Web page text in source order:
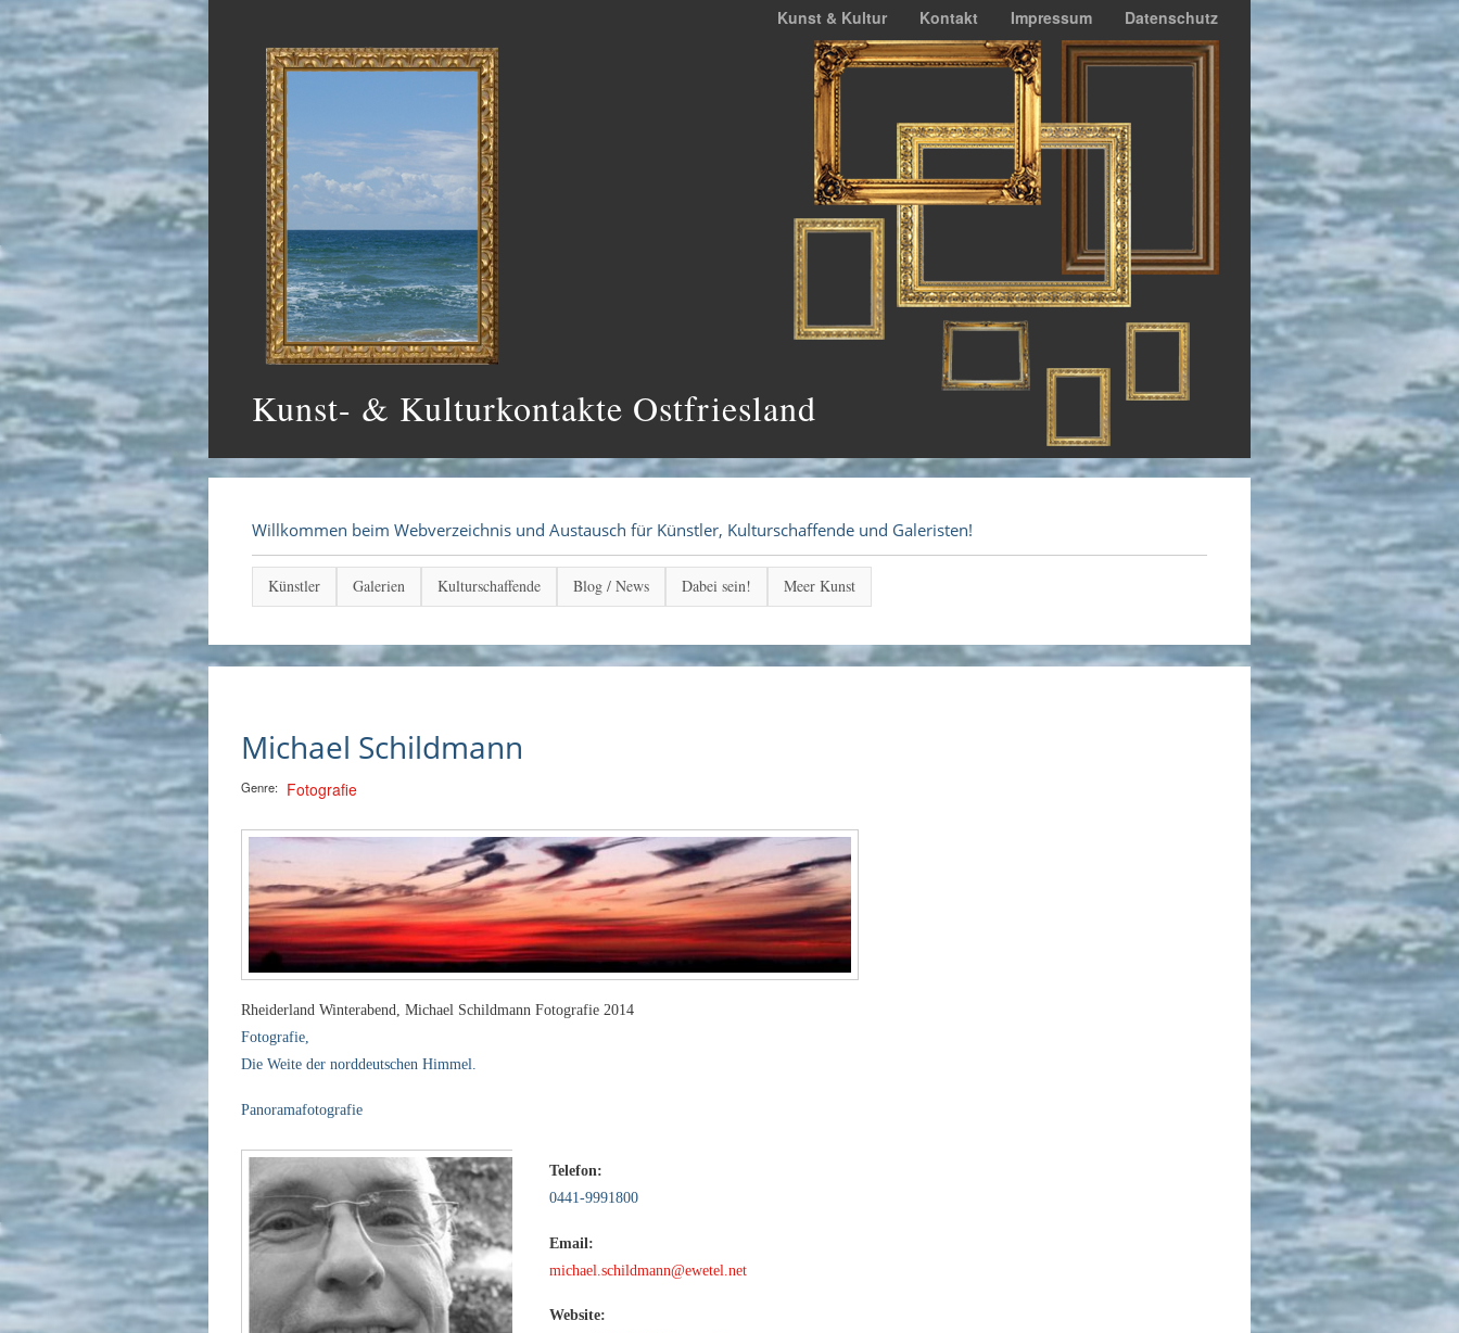
Kunst- & Kulturkontakte Ostfriesland
Kunst & Kultur Kontakt Impressum Datenschutz
Willkommen beim Webverzeichnis und Austausch für Künstler, Kulturschaffende und Galeristen!
Künstler Galerien Kulturschaffende Blog / News Dabei sein! Meer Kunst
Michael Schildmann
Genre: Fotografie
Rheiderland Winterabend, Michael Schildmann Fotografie 2014
Fotografie,
Die Weite der norddeutschen Himmel.
Panoramafotografie
Telefon:
0441-9991800
Email:
michael.schildmann@ewetel.net
Website: